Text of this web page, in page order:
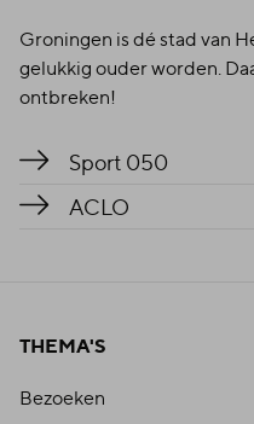
Groningen is dé stad van
gelukkig ouder worden.
ontbreken!
Sport 050
ACLO
THEMA'S
Bezoeken